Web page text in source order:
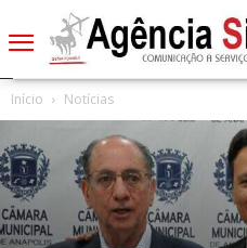
Início Notícias